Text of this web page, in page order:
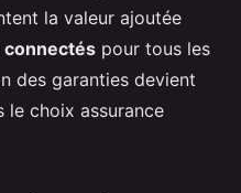
la valeur ajoutée
connectés pour tous les
des garanties devient
le choix assurance